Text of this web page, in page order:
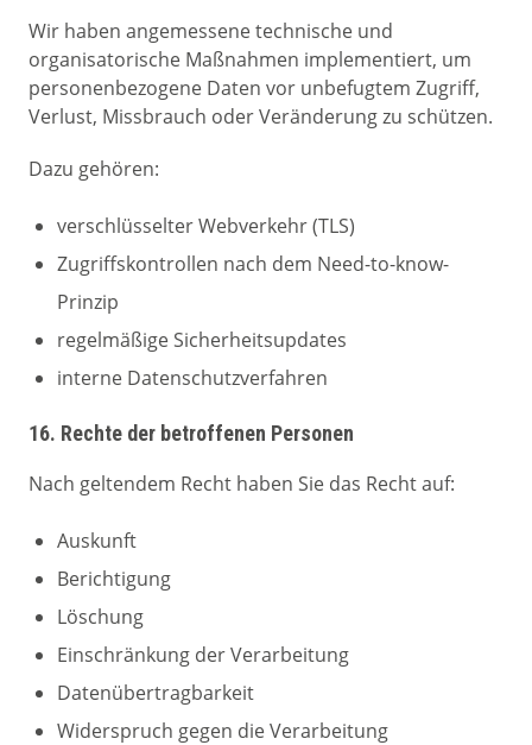
Wir haben angemessene technische und
organisatorische Maßnahmen implementiert, um
personenbezogene Daten vor unbefugtem Zugriff,
Verlust, Missbrauch oder Veränderung zu schützen.
Dazu gehören:
verschlüsselter Webverkehr (TLS)
Zugriffskontrollen nach dem Need-to-know-
Prinzip
regelmäßige Sicherheitsupdates
interne Datenschutzverfahren
16. Rechte der betroffenen Personen
Nach geltendem Recht haben Sie das Recht auf:
Auskunft
Berichtigung
Löschung
Einschränkung der Verarbeitung
Datenübertragbarkeit
Widerspruch gegen die Verarbeitung